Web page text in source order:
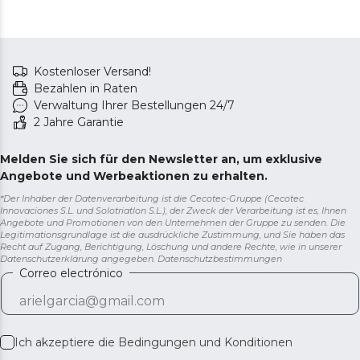
Kostenloser Versand!
Bezahlen in Raten
Verwaltung Ihrer Bestellungen 24/7
2 Jahre Garantie
Melden Sie sich für den Newsletter an, um exklusive
Angebote und Werbeaktionen zu erhalten.
*Der Inhaber der Datenverarbeitung ist die Cecotec-Gruppe (Cecotec
Innovaciones S.L. und Solotriatlon S.L.), der Zweck der Verarbeitung ist es, Ihnen
Angebote und Promotionen von den Unternehmen der Gruppe zu senden. Die
Legitimationsgrundlage ist die ausdrückliche Zustimmung, und Sie haben das
Recht auf Zugang, Berichtigung, Löschung und andere Rechte, wie in unserer
Datenschutzerklärung angegeben. Datenschutzbestimmungen
Correo electrónico
Ich akzeptiere die Bedingungen und Konditionen